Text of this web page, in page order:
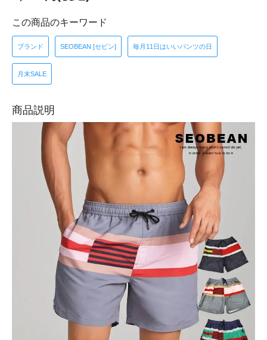
この商品のキーワード
ブランド SEOBEAN [セビン] 毎月11日はいいパンツの日
月末SALE
商品説明